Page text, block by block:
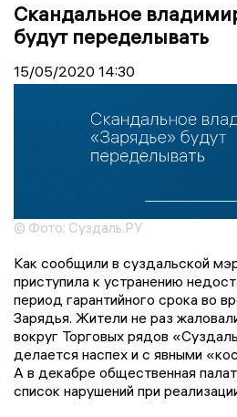
Скандальное
будут переделывать
15/05/2020 14:30
© Фото: Суздаль.РУ
Как сообщили в суздальской
приступила к устранению
период гарантийного срока во
Зарядья. Жители не раз
вокруг Торговых рядов
делается наспех и с явными
А в декабре общественная
список нарушений при